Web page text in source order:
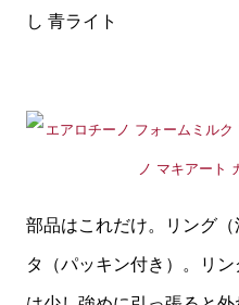
し 青ライト
部品はこれだけ。リング
タ（パッキン付き）。リ